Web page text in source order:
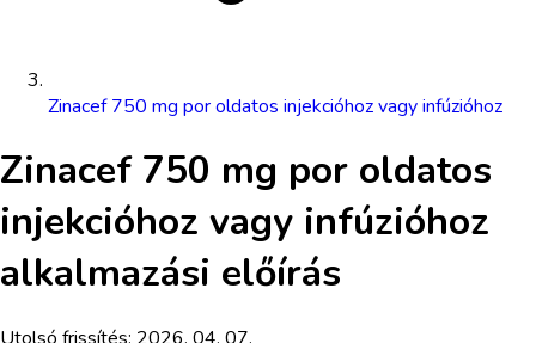
Zinacef 750 mg por oldatos injekcióhoz vagy infúzióhoz
Zinacef 750 mg por oldatos
injekcióhoz vagy infúzióhoz
alkalmazási előírás
Utolsó frissítés: 2026. 04. 07.